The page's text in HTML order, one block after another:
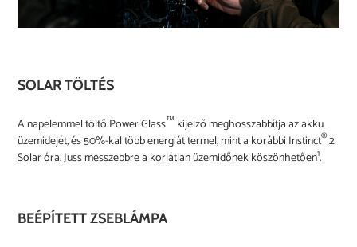
SOLAR TÖLTÉS
A napelemmel töltő Power Glass™ kijelző meghosszabbítja az akku
üzemidejét, és 50%-kal több energiát termel, mint a korábbi Instinct®2
Solar óra. Juss messzebbre a korlátlan üzemidőnek köszönhetően1.
BEÉPÍTETT ZSEBLÁMPA